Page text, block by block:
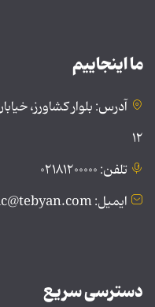
ما اینجاییم
آدرس: بلوار کشاورز،
۱۲
تلفن: ۰۲۱۸۱۲۰۰۰۰۰
ایمیل: public@tebyan.com
دسترسی سریع